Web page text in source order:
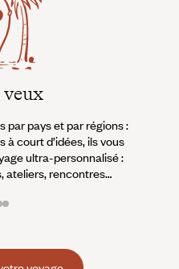
veux
par pays et par régions :
à court d’idées, ils vous
ultra-personnalisé :
ateliers, rencontres…